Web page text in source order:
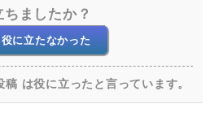
ましたか？
役に立たなかった
は役に立ったと言っています。